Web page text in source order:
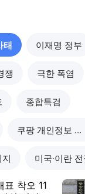
태 이재명 정부
쟁 극한 폭염
종합특검
쿠팡 개인정보 유출
미국·이란 전
표 착오 11